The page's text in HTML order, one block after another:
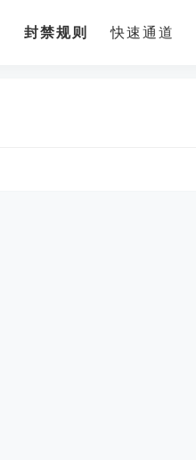
封禁规则 快速通道